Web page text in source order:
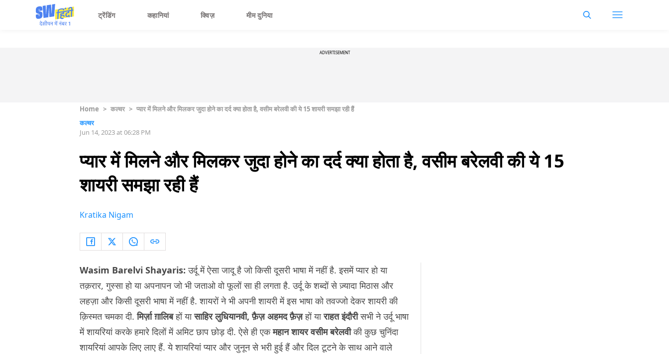
ट्रेंडिंग कहानियां क्विज़ मीम दुनिया
ADVERTISEMENT
Home > कल्चर > प्यार में मिलने और मिलकर जुदा होने का दर्द क्या होता है, वसीम बरेलवी की ये 15 शायरी समझा रही हैं
कल्चर
Jun 14, 2023 at 06:28 PM
प्यार में मिलने और मिलकर जुदा होने का दर्द क्या होता है, वसीम बरेलवी की ये 15
शायरी समझा रही हैं
Kratika Nigam
Wasim Barelvi Shayaris: उर्दू में ऐसा जादू है जो किसी दूसरी भाषा में नहीं है. इसमें प्यार हो या
तक़रार, गुस्सा हो या अपनापन जो भी जताओ वो फूलों सा ही लगता है. उर्दू के शब्दों से ज़्यादा मिठास और
लहज़ा और किसी दूसरी भाषा में नहीं है. शायरों ने भी अपनी शायरी में इस भाषा को तवज्जो देकर शायरी की
क़िस्मत चमका दी.मिर्ज़ा ग़ालिबहों यासाहिर लुधियानवी, फ़ैज़ अहमद फ़ैज़हों याराहत इंदौरीसभी ने उर्दू भाषा
में शायरियां करके हमारे दिलों में अमिट छाप छोड़ दी. ऐसे ही एकमहान शायर वसीम बरेलवीकी कुछ चुनिंदा
शायरियां आपके लिए लाए हैं. ये शायरियां प्यार और जुनून से भरी हुई हैं और दिल टूटने के साथ आने वाले